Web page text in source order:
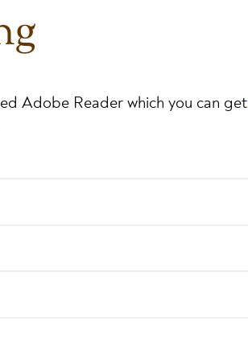
Adobe Reader which you can get